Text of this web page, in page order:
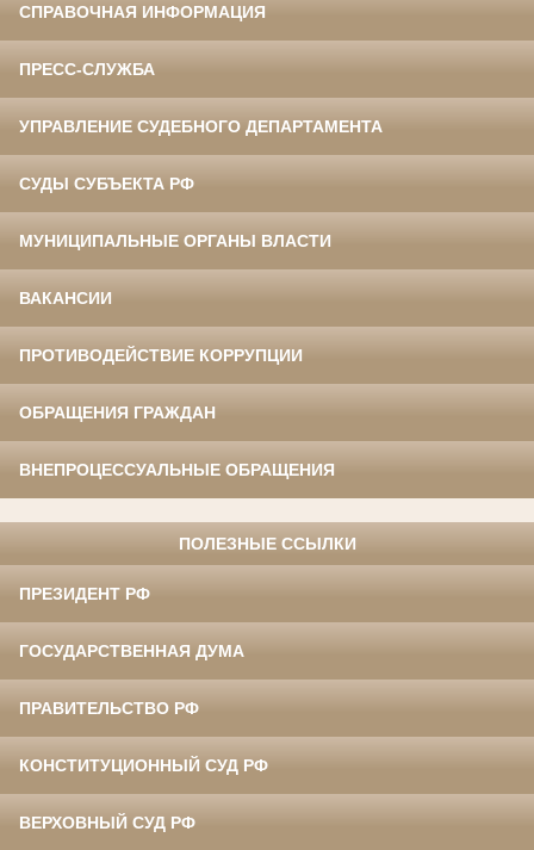
СПРАВОЧНАЯ ИНФОРМАЦИЯ
ПРЕСС-СЛУЖБА
УПРАВЛЕНИЕ СУДЕБНОГО ДЕПАРТАМЕНТА
СУДЫ СУБЪЕКТА РФ
МУНИЦИПАЛЬНЫЕ ОРГАНЫ ВЛАСТИ
ВАКАНСИИ
ПРОТИВОДЕЙСТВИЕ КОРРУПЦИИ
ОБРАЩЕНИЯ ГРАЖДАН
ВНЕПРОЦЕССУАЛЬНЫЕ ОБРАЩЕНИЯ
ПОЛЕЗНЫЕ ССЫЛКИ
ПРЕЗИДЕНТ РФ
ГОСУДАРСТВЕННАЯ ДУМА
ПРАВИТЕЛЬСТВО РФ
КОНСТИТУЦИОННЫЙ СУД РФ
ВЕРХОВНЫЙ СУД РФ